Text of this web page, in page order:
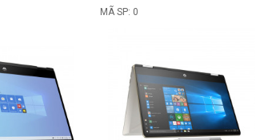
MÃ SP: 0